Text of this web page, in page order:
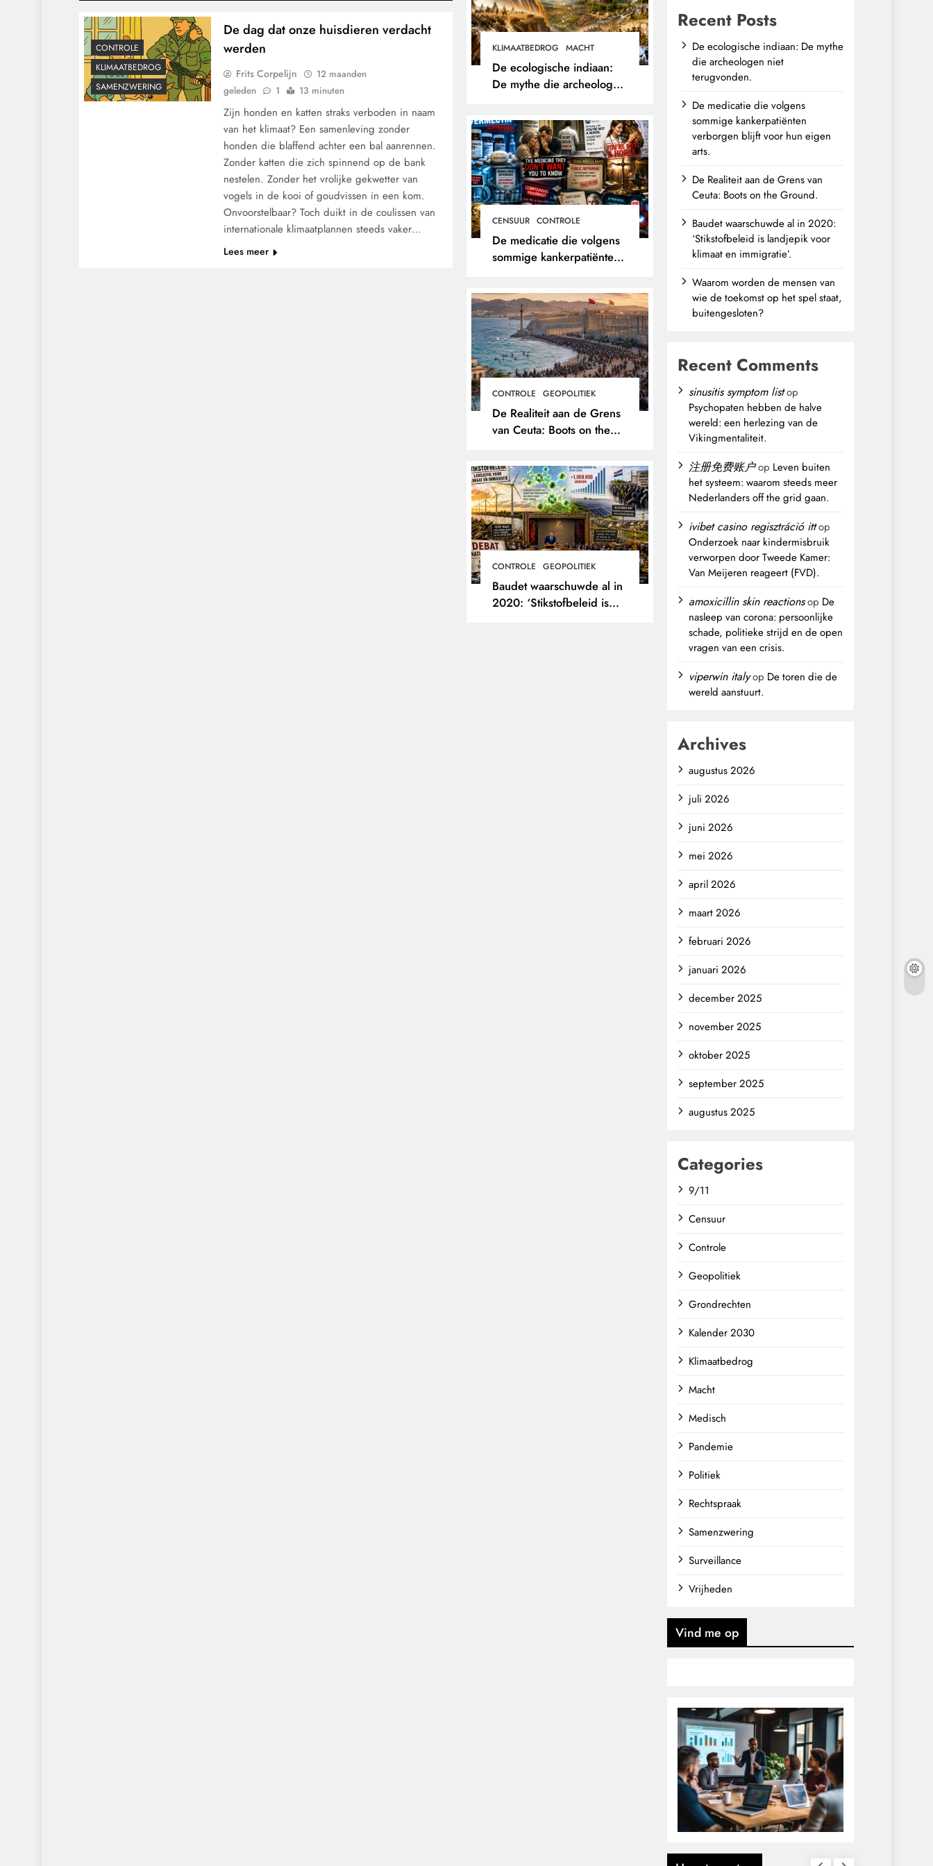
KLIMAATBEDROG MACHT
De ecologische indiaan:
De mythe die archeologen
CENSUUR CONTROLE
De medicatie die volgens
sommige kankerpatiënten
eigen arts.
CONTROLE GEOPOLITIEK
De Realiteit aan de Grens
van Ceuta: Boots on the
CONTROLE GEOPOLITIEK
Baudet waarschuwde al in
2020: ‘Stikstofbeleid is
CONTROLE
KLIMAATBEDROG
SAMENZWERING
De dag dat onze huisdieren verdacht
werden
Frits Corpelijn
12 maanden
geleden
1 13 minuten
Zijn honden en katten straks verboden in naam
van het klimaat? Een samenleving zonder
honden die blaffend achter een bal aanrennen.
Zonder katten die zich spinnend op de bank
nestelen. Zonder het vrolijke gekwetter van
vogels in de kooi of goudvissen in een kom.
Onvoorstelbaar? Toch duikt in de coulissen van
internationale klimaatplannen steeds vaker…
Lees meer
Recent Posts
De ecologische indiaan: De mythe
die archeologen niet
terugvonden.
De medicatie die volgens
sommige kankerpatiënten
verborgen blijft voor hun eigen
arts.
De Realiteit aan de Grens van
Ceuta: Boots on the Ground.
Baudet waarschuwde al in 2020:
‘Stikstofbeleid is landjepik voor
klimaat en immigratie’.
Waarom worden de mensen van
wie de toekomst op het spel staat,
buitengesloten?
Recent Comments
sinusitis symptom listop
Psychopaten hebben de halve
wereld: een herlezing van de
Vikingmentaliteit.
注册免费账户op Leven buiten
het systeem: waarom steeds meer
Nederlanders off the grid gaan.
ivibet casino regisztráció ittop
Onderzoek naar kindermisbruik
verworpen door Tweede Kamer:
Van Meijeren reageert (FVD).
amoxicillin skin reactionsop De
nasleep van corona: persoonlijke
schade, politieke strijd en de open
vragen van een crisis.
viperwin italyop De toren die de
wereld aanstuurt.
Archives
augustus 2026
juli 2026
juni 2026
mei 2026
april 2026
maart 2026
februari 2026
januari 2026
december 2025
november 2025
oktober 2025
september 2025
augustus 2025
Categories
9/11
Censuur
Controle
Geopolitiek
Grondrechten
Kalender 2030
Klimaatbedrog
Macht
Medisch
Pandemie
Politiek
Rechtspraak
Samenzwering
Surveillance
Vrijheden
Vind me op